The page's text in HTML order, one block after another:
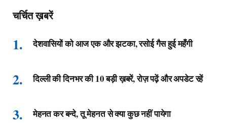
चर्चित ख़बरें
देशवासियों को आज एक और झटका, रसोई गैस हुई महँगी
दिल्ली की दिनभर की 10 बड़ी ख़बरें, रोज़ पढ़ें और अपडेट रहें
मेहनत कर बन्दे, तू मेहनत से क्या कुछ नहीं पायेगा